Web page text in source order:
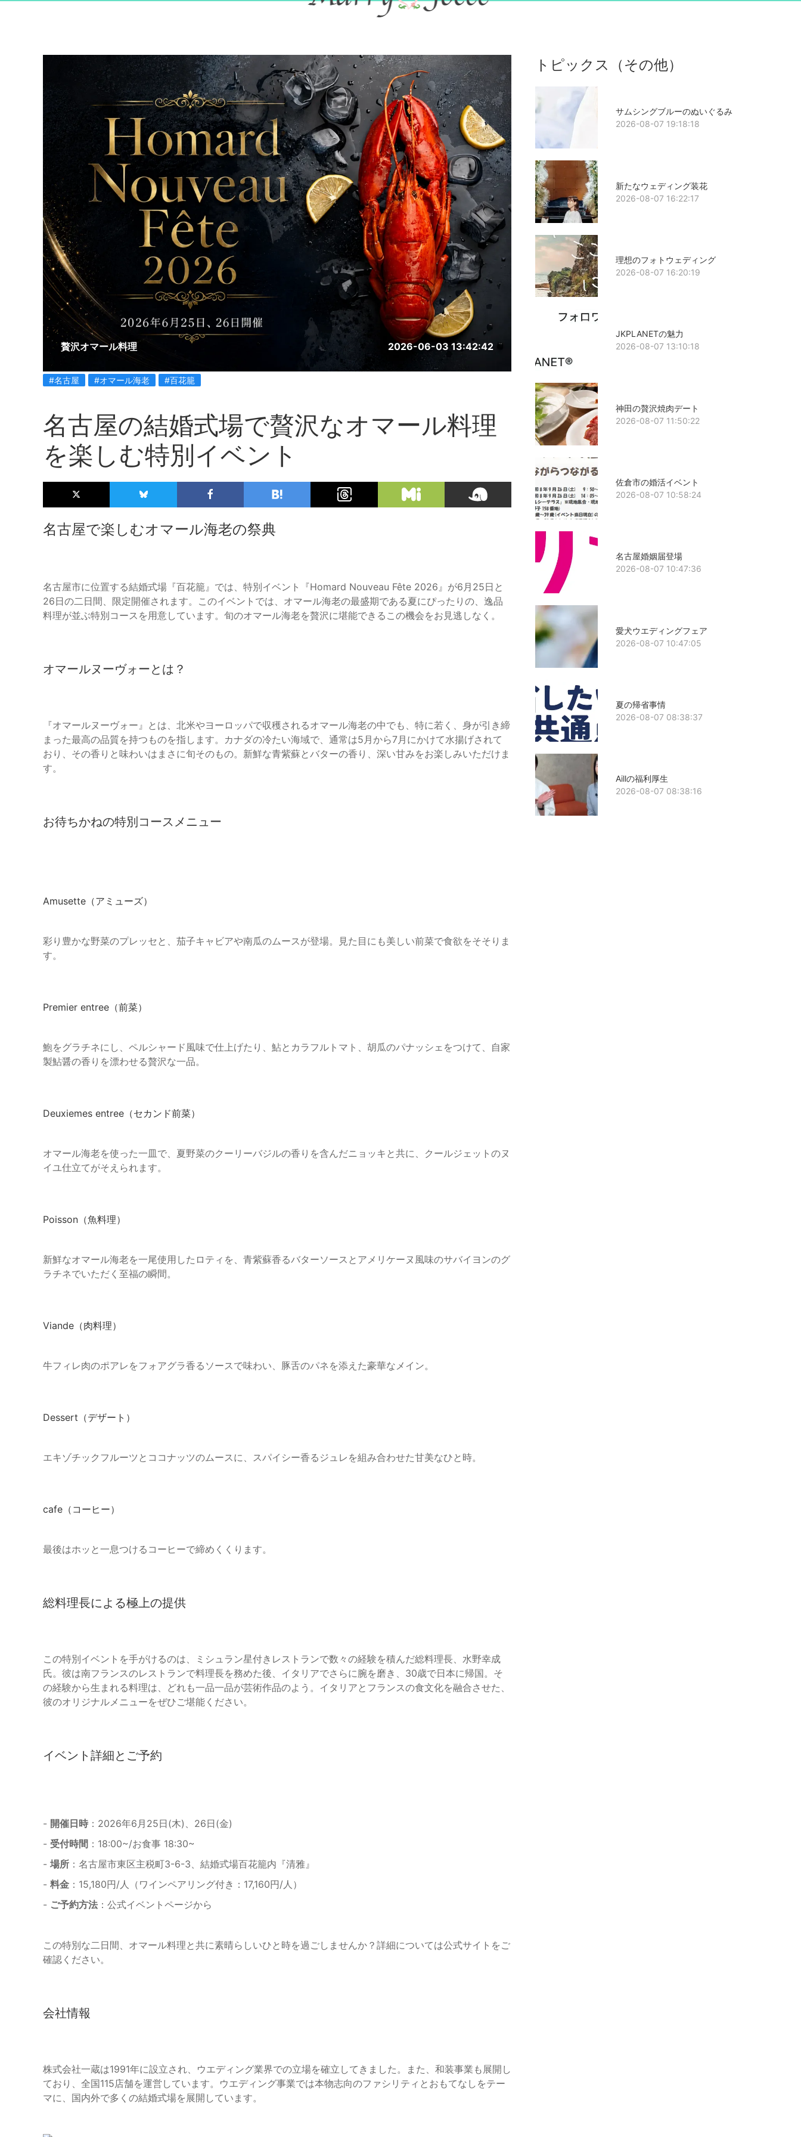
贅沢オマール料理 2026-06-03 13:42:42
#名古屋 #オマール海老 #百花籠
名古屋の結婚式場で贅沢なオマール料理
を楽しむ特別イベント
名古屋で楽しむオマール海老の祭典
名古屋市に位置する結婚式場『百花籠』では、特別イベント『Homard Nouveau Fête 2026』が6月25日と
26日の二日間、限定開催されます。このイベントでは、オマール海老の最盛期である夏にぴったりの、逸品
料理が並ぶ特別コースを用意しています。旬のオマール海老を贅沢に堪能できるこの機会をお見逃しなく。
オマールヌーヴォーとは？
『オマールヌーヴォー』とは、北米やヨーロッパで収穫されるオマール海老の中でも、特に若く、身が引き締
まった最高の品質を持つものを指します。カナダの冷たい海域で、通常は5月から7月にかけて水揚げされて
おり、その香りと味わいはまさに旬そのもの。新鮮な青紫蘇とバターの香り、深い甘みをお楽しみいただけま
す。
お待ちかねの特別コースメニュー
Amusette（アミューズ）
彩り豊かな野菜のプレッセと、茄子キャビアや南瓜のムースが登場。見た目にも美しい前菜で食欲をそそりま
す。
Premier entree（前菜）
鮑をグラチネにし、ペルシャード風味で仕上げたり、鮎とカラフルトマト、胡瓜のパナッシェをつけて、自家
製鮎醤の香りを漂わせる贅沢な一品。
Deuxiemes entree（セカンド前菜）
オマール海老を使った一皿で、夏野菜のクーリーバジルの香りを含んだニョッキと共に、クールジェットのヌ
イユ仕立てがそえられます。
Poisson（魚料理）
新鮮なオマール海老を一尾使用したロティを、青紫蘇香るバターソースとアメリケーヌ風味のサバイヨンのグ
ラチネでいただく至福の瞬間。
Viande（肉料理）
牛フィレ肉のポアレをフォアグラ香るソースで味わい、豚舌のパネを添えた豪華なメイン。
Dessert（デザート）
エキゾチックフルーツとココナッツのムースに、スパイシー香るジュレを組み合わせた甘美なひと時。
cafe（コーヒー）
最後はホッと一息つけるコーヒーで締めくくります。
総料理長による極上の提供
この特別イベントを手がけるのは、ミシュラン星付きレストランで数々の経験を積んだ総料理長、水野幸成
氏。彼は南フランスのレストランで料理長を務めた後、イタリアでさらに腕を磨き、30歳で日本に帰国。そ
の経験から生まれる料理は、どれも一品一品が芸術作品のよう。イタリアとフランスの食文化を融合させた、
彼のオリジナルメニューをぜひご堪能ください。
イベント詳細とご予約
- 開催日時：2026年6月25日(木)、26日(金)
- 受付時間 ：18:00~/お食事 18:30~
- 場所 ：名古屋市東区主税町3-6-3、結婚式場百花籠内『清雅』
- 料金 ：15,180円/人（ワインペアリング付き：17,160円/人）
- ご予約方法 ：公式イベントページから
この特別な二日間、オマール料理と共に素晴らしいひと時を過ごしませんか？詳細については公式サイトをご
確認ください。
会社情報
株式会社一蔵は1991年に設立され、ウエディング業界での立場を確立してきました。また、和装事業も展開し
ており、全国115店舗を運営しています。ウエディング事業では本物志向のファシリティとおもてなしをテー
マに、国内外で多くの結婚式場を展開しています。
トピックス（その他）
サムシングブルーのぬいぐるみ
2026-08-07 19:18:18
新たなウェディング装花
2026-08-07 16:22:17
理想のフォトウェディング
2026-08-07 16:20:19
JKPLANETの魅力
2026-08-07 13:10:18
神田の贅沢焼肉デート
2026-08-07 11:50:22
佐倉市の婚活イベント
2026-08-07 10:58:24
名古屋婚姻届登場
2026-08-07 10:47:36
愛犬ウエディングフェア
2026-08-07 10:47:05
夏の帰省事情
2026-08-07 08:38:37
Aillの福利厚生
2026-08-07 08:38:16